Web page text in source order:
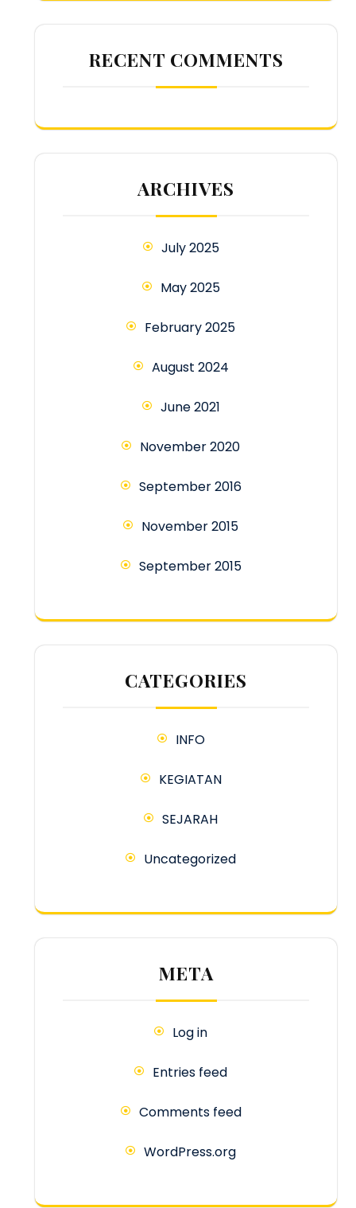
RECENT COMMENTS
ARCHIVES
July 2025
May 2025
February 2025
August 2024
June 2021
November 2020
September 2016
November 2015
September 2015
CATEGORIES
INFO
KEGIATAN
SEJARAH
Uncategorized
META
Log in
Entries feed
Comments feed
WordPress.org